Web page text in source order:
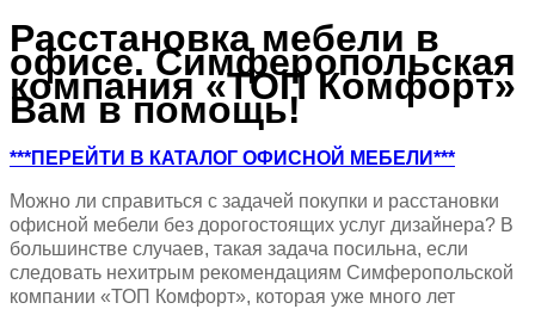
Расстановка мебели в
офисе. Симферопольская
компания «ТОП Комфорт»
Вам в помощь!
***ПЕРЕЙТИ В КАТАЛОГ ОФИСНОЙ МЕБЕЛИ***
Можно ли справиться с задачей покупки и расстановки
офисной мебели без дорогостоящих услуг дизайнера? В
большинстве случаев, такая задача посильна, если
следовать нехитрым рекомендациям Симферопольской
компании «ТОП Комфорт», которая уже много лет